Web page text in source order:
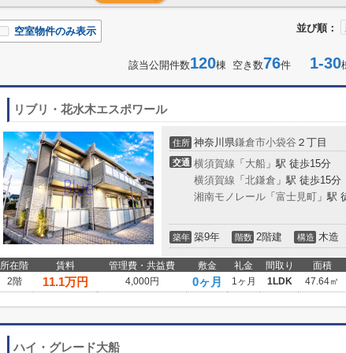
並び順：
空室物件のみ表示
該当公開件数120棟 空き数76件 1-30
リブリ・花水木エスポワール
住所 神奈川県鎌倉市小袋谷 ２丁目
交通 横須賀線 「 大船 」駅 徒歩15分
横須賀線 「 北鎌倉 」駅 徒歩15分
湘南モノレール 「 富士見町 」駅
築年 築9年 階数 2階建 構造 木造
所在階 賃料 管理費・共益費 敷金 礼金 間取り
面積
2階
11.1万円 4,000円 0ヶ月 1ヶ月 1LDK 47.64㎡
ハイ・グレード大船